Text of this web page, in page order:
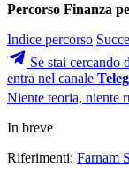
Percorso Finanza
Indice percorso
Se stai
entra nel canale
Niente teoria, niente
In breve
Riferimenti: Farnam